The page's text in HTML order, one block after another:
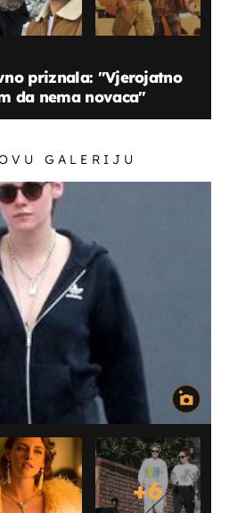
priznala: "Vjerojatno
da nema novaca"
GALERIJU
+6